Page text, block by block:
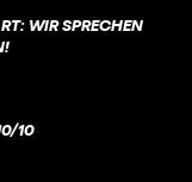
WIR SPRECHEN
10